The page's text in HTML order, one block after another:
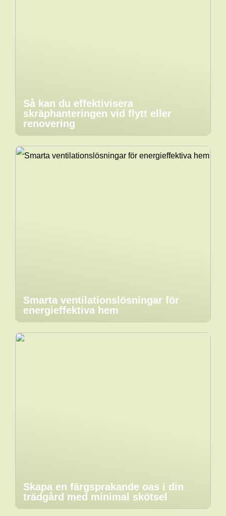
Så kan du effektivisera
skräphanteringen vid flytt eller
renovering
Smarta ventilationslösningar för
energieffektiva hem
Skapa en färgsprakande oas i din
trädgård med minimal skötsel